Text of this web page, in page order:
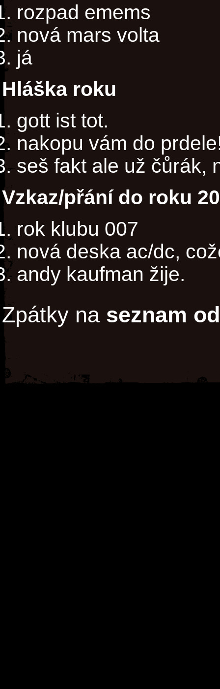
rozpad emems
nová mars volta
já
Hláška roku
gott ist tot.
nakopu vám do
seš fakt ale už čůrák,
Vzkaz/přání do roku
rok klubu 007
nová deska ac/dc,
andy kaufman žije.
Zpátky na seznam